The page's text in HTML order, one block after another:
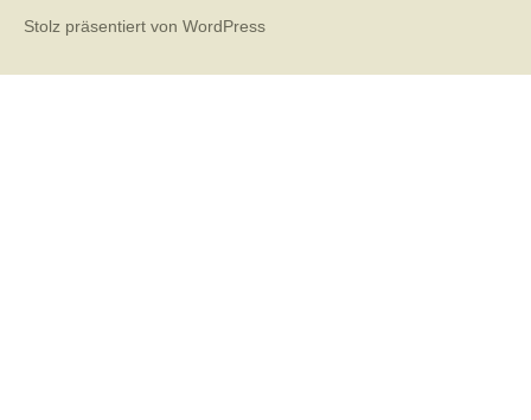
Stolz präsentiert von WordPress